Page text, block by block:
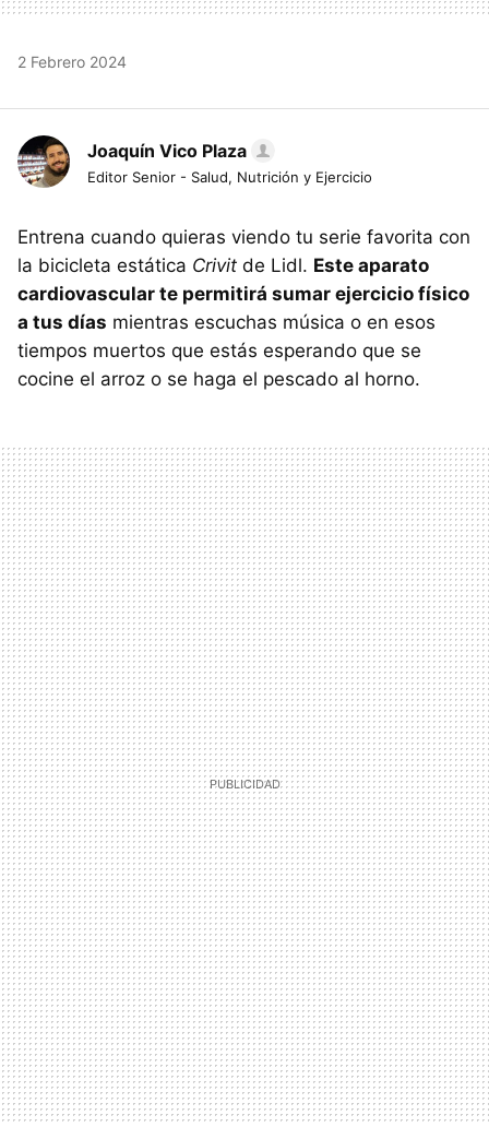
2 Febrero 2024
Joaquín Vico Plaza
Editor Senior - Salud, Nutrición y Ejercicio
Entrena cuando quieras viendo tu serie favorita con
la bicicleta estática Crivit de Lidl. Este aparato
cardiovascular te permitirá sumar ejercicio físico
a tus días mientras escuchas música o en esos
tiempos muertos que estás esperando que se
cocine el arroz o se haga el pescado al horno.